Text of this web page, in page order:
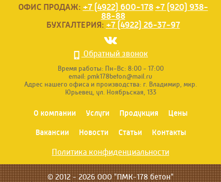
ОФИС ПРОДАЖ: +7 (4922) 600-178 +7 (920) 938-
88-88
БУХГАЛТЕРИЯ: +7 (4922) 26-37-97
Обратный звонок
Время работы: Пн-Вс: 8:00 - 17:00
email: pmk178beton@mail.ru
Адрес нашего офиса и производства: г. Владимир, мкр.
Юрьевец, ул. Ноябрьская, 133
О компании Услуги Продукция Цены
Вакансии Новости Статьи Контакты
Политика конфиденциальности
© 2012 - 2026 ООО "ПМК-178 бетон"